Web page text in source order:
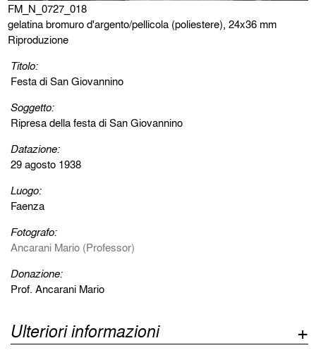
FM_N_0727_018
gelatina bromuro d'argento/pellicola (poliestere), 24x36 mm
Riproduzione
Titolo:
Festa di San Giovannino
Soggetto:
Ripresa della festa di San Giovannino
Datazione:
29 agosto 1938
Luogo:
Faenza
Fotografo:
Ancarani Mario (Professor)
Donazione:
Prof. Ancarani Mario
Ulteriori informazioni